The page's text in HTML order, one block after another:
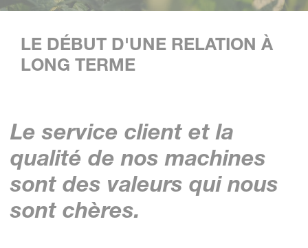
LE DÉBUT D'UNE RELATION À
LONG TERME
Le service client et la
qualité de nos machines
sont des valeurs qui nous
sont chères.